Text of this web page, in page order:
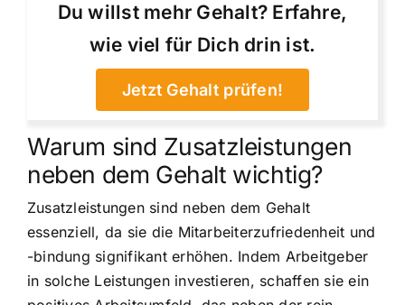
Du willst mehr Gehalt? Erfahre,
wie viel für Dich drin ist.
Jetzt Gehalt prüfen!
Warum sind Zusatzleistungen
neben dem Gehalt wichtig?
Zusatzleistungen sind neben dem Gehalt
essenziell, da sie die Mitarbeiterzufriedenheit und
-bindung signifikant erhöhen. Indem Arbeitgeber
in solche Leistungen investieren, schaffen sie ein